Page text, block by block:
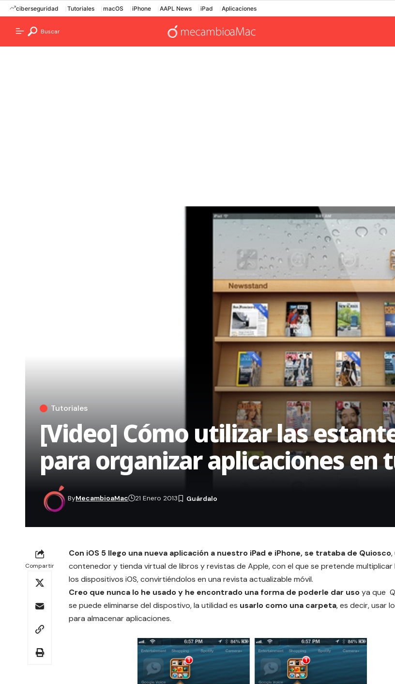
ciberseguridad Tutoriales macOS iPhone AAPL News iPad Aplicaciones
Buscar
Tutoriales
[Video] Cómo utilizar las
para organizar aplicaciones en
ByMecambioaMac 21 Enero 2013
Compartir
Con iOS 5 llego una nueva aplicación a nuestro iPad e iPhone, se trataba de Quiosco,
contenedor y tienda virtual de libros y revistas de Apple, con el que se pretende multiplicar
los dispositivos iOS, convirtiéndolos en una revista actualizable móvil.
Creo que nunca lo he usado y he encontrado una forma de poderle dar usoya que
se puede eliminarse del dispostivo, la utilidad es usarlo como una carpeta, es decir, usar
para almacenar aplicaciones.